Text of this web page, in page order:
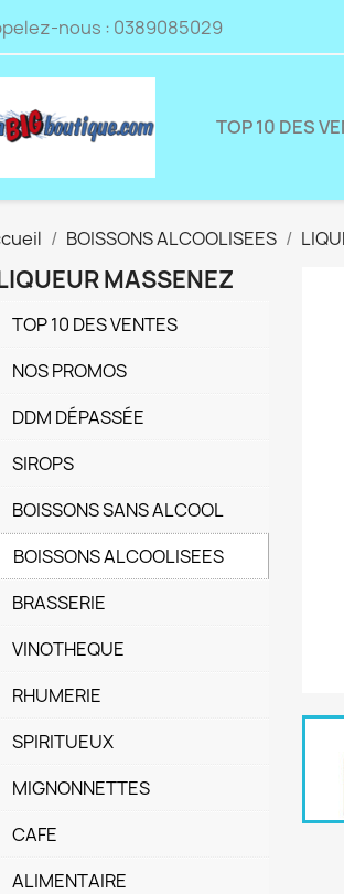
nous : 0389085029
TOP 10 DES
BOISSONS ALCOOLISEES
MASSENEZ
TOP 10 DES VENTES
NOS PROMOS
DDM DÉPASSÉE
SIROPS
BOISSONS SANS ALCOOL
BOISSONS ALCOOLISEES
BRASSERIE
VINOTHEQUE
RHUMERIE
SPIRITUEUX
MIGNONNETTES
CAFE
ALIMENTAIRE